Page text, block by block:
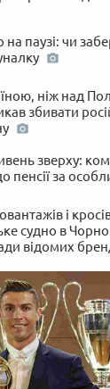
на паузі: чи
ніж над
збивати
зверху:
пенсії за
і
судно в
відомих